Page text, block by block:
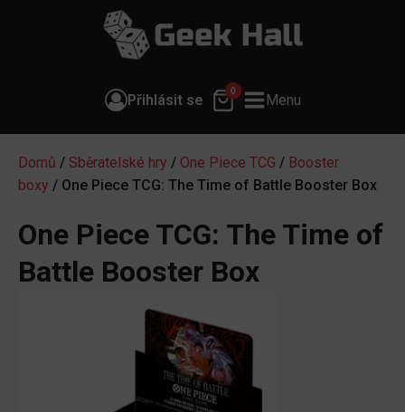
Přihlásit se
0
Menu
Domů / Sběratelské hry / One Piece TCG / Booster
boxy / One Piece TCG: The Time of Battle Booster Box
One Piece TCG: The Time of
Battle Booster Box